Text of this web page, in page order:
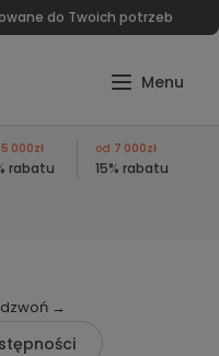
do Twoich potrzeb
5 000zł
rabatu
od 7 000zł
15% rabatu
→